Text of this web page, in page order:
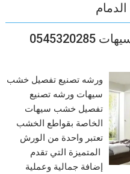
ورشه تصنيع تفصيل خشب
سيهات ورشه تصنيع
تفصيل خشب سيهات
الخاصة بقواطع الخشب
تعتبر واحدة من الورش
المتميزة التي تقدم
إضافة جمالية وعملية